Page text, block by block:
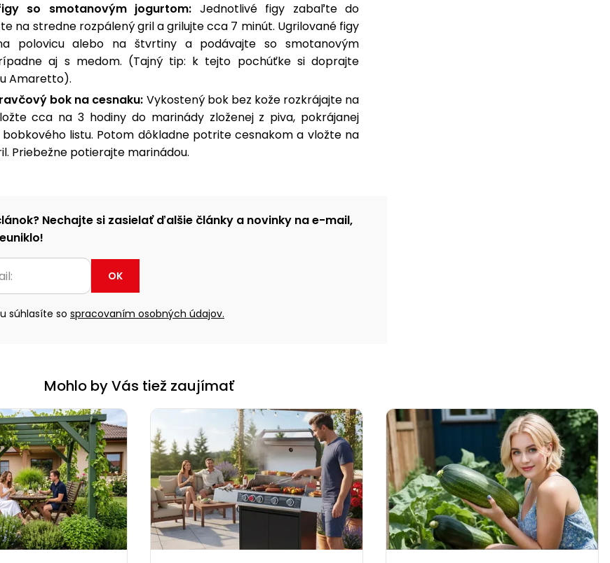
so smotanovým jogurtom: Jednotlivé figy zabaľte do
na stredne rozpálený gril a grilujte cca 7 minút. Ugrilované figy
polovicu alebo na štvrtiny a podávajte so smotanovým
aj s medom. (Tajný tip: k tejto pochúťke si doprajte
Amaretto).
bok na cesnaku: Vykostený bok bez kože rozkrájajte na
cca na 3 hodiny do marinády zloženej z piva, pokrájanej
bobkového listu. Potom dôkladne potrite cesnakom a vložte na
Priebežne potierajte marinádou.
Nechajte si zasielať ďalšie články a novinky na e-mail,
OK
súhlasíte so spracovaním osobných údajov.
Mohlo by Vás tiež zaujímať